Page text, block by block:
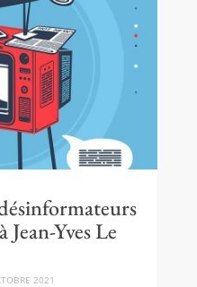
Jean-Yves Le
2021